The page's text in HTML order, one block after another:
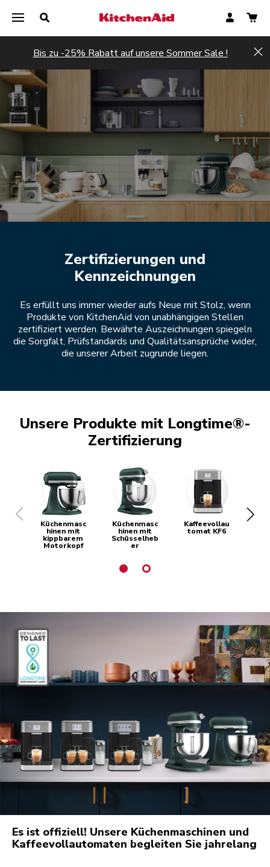
Bis zu -25% Rabatt auf unsere Sommer Sale !
Zertifizierungen und
Kennzeichnungen
Es erfüllt uns immer wieder aufs Neue mit Stolz, wenn
Produkte von KitchenAid von unabhängigen Stellen
zertifiziert werden. Bewährte Auszeichnungen spiegeln
die Sorgfalt, Prüfstandards und Qualitätsansprüche wider,
die unserer Arbeit zugrunde liegen.
Unsere Produkte mit Longtime®-
Zertifizierung
Küchenmasc
hinen mit
kippbarem
Motorkopf
Küchenmasc
hinen mit
Schüsselheb
er
Kaffeevollau
tomat KF6
Es ist offiziell! Unsere Küchenmaschinen und
Kaffeevollautomaten begleiten Sie jahrelang